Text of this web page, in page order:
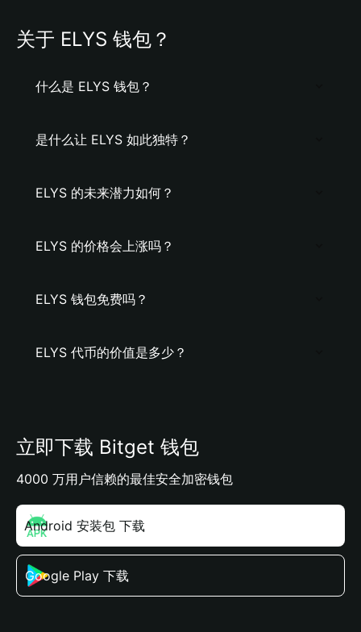
关于 ELYS 钱包？
什么是 ELYS 钱包？
是什么让 ELYS 如此独特？
ELYS 的未来潜力如何？
ELYS 的价格会上涨吗？
ELYS 钱包免费吗？
ELYS 代币的价值是多少？
立即下载 Bitget 钱包
4000 万用户信赖的最佳安全加密钱包
Android 安装包 下载
Google Play 下载